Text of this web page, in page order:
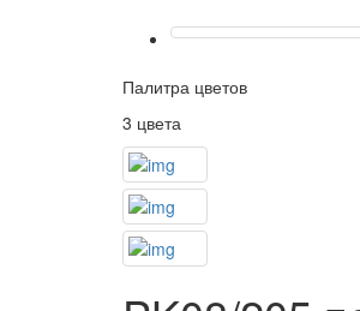
Палитра цветов
3 цвета